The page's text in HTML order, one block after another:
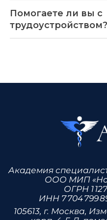
Помогаете ли вы с
трудоустройством?
сайт запрещено © 2026
Отзывы
спикеры